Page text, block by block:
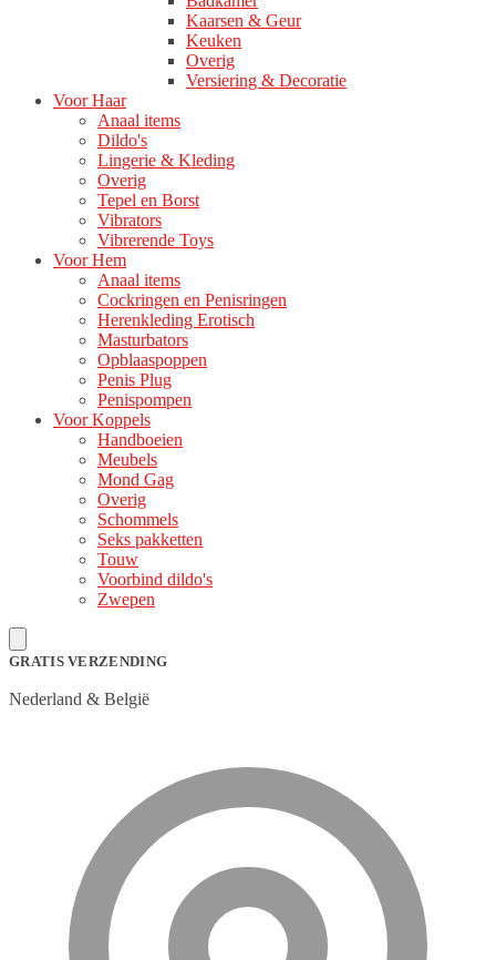
Kaarsen & Geur
Keuken
Overig
Versiering & Decoratie
Voor Haar
Anaal items
Dildo's
Lingerie & Kleding
Overig
Tepel en Borst
Vibrators
Vibrerende Toys
Voor Hem
Anaal items
Cockringen en Penisringen
Herenkleding Erotisch
Masturbators
Opblaaspoppen
Penis Plug
Penispompen
Voor Koppels
Handboeien
Meubels
Mond Gag
Overig
Schommels
Seks pakketten
Touw
Voorbind dildo's
Zwepen
GRATIS VERZENDING
Nederland & België